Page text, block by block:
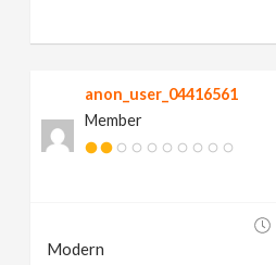
anon_user_04416561
Member
Modern